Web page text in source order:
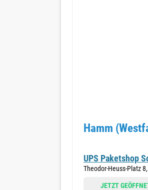
Hamm
UPS Paketshop
Theodor-Heuss-Platz
JETZT